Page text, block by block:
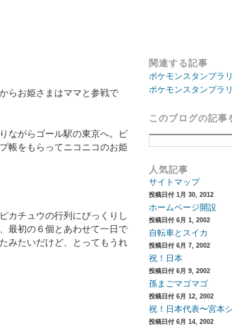
らお姫さまはママと参戦で
ながらゴール駅の東京へ。ピ
帳をもらってニコニコのお姫
カチュウの行列にびっくりし
最初の６個とあわせて一日で
みたいだけど、とってもうれ
関連する記事
ポケモンスタンプラ
ポケモンスタンプラ
このブログの記事
人気記事
サイトマップ
投稿日付 1月 30, 2012
ホームページ開設
投稿日付 6月 1, 2002
自転車とスイカ
投稿日付 6月 7, 2002
祝！日本
投稿日付 6月 9, 2002
孫まごマゴマゴ
投稿日付 6月 12, 2002
祝！日本代表〜宮本
投稿日付 6月 14, 2002